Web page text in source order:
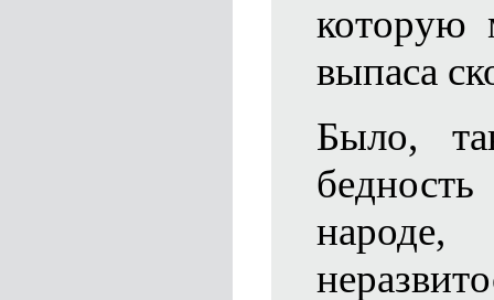
которую
выпаса
Было,